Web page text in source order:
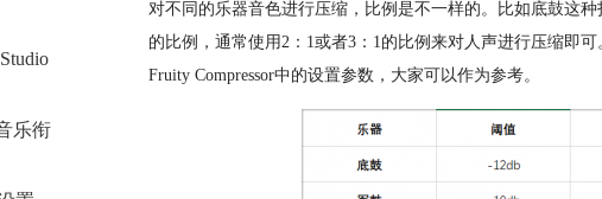
乐衔
对不同的乐器音色进行压缩，比例是不一样的。比如底鼓这
的比例，通常使用2：1或者3：1的比例来对人声进行压缩即
Fruity Compressor中的设置参数，大家可以作为参考。